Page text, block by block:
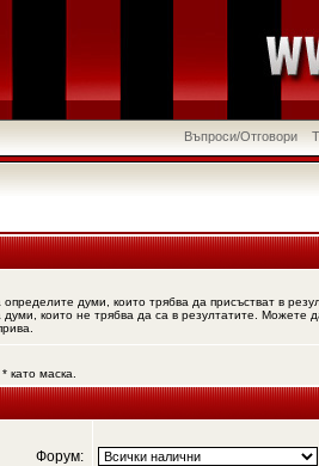
Въпроси/Отговори
определите думи, които трябва да присъстват в
думи, които не трябва да са в резултатите. Можете
като маска.
Форум: